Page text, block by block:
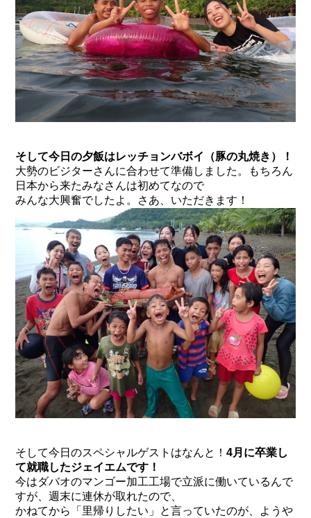
そして今日の夕飯はレッチョンバボイ（豚の丸焼き）！
大勢のビジターさんに合わせて準備しました。もちろん
日本から来たみなさんは初めてなので
みんな大興奮でしたよ。さあ、いただきます！
そして今日のスペシャルゲストはなんと！4月に卒業し
て就職したジェイエムです！
今はダバオのマンゴー加工工場で立派に働いているんで
すが、週末に連休が取れたので、
かねてから「里帰りしたい」と言っていたのが、ようや